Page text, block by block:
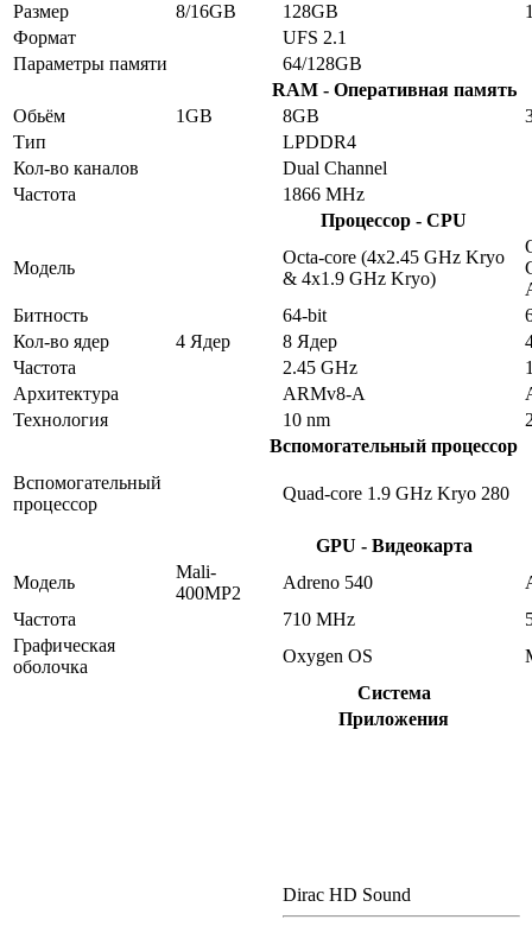
Размер
8/16GB 128GB
Формат
UFS 2.1
Параметры памяти
64/128GB
RAM - Оперативная память
Обьём
1GB 8GB
Тип
LPDDR4
Кол-во каналов
Dual Channel
Частота
1866 MHz
Процессор - CPU
Модель
Octa-core (4x2.45 GHz Kryo
& 4x1.9 GHz Kryo)
Битность
64-bit
Кол-во ядер
4 Ядер 8 Ядер
Частота
2.45 GHz
Архитектура
ARMv8-A
Технология
10 nm
Вспомогательный процессор
Вспомогательный
процессор
Quad-core 1.9 GHz Kryo 280
GPU - Видеокарта
Модель
Mali-
400MP2
Adreno 540
Частота
710 MHz
Графическая
оболочка
Oxygen OS
Система
Приложения
Dirac HD Sound